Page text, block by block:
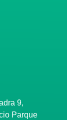
9,
Parque